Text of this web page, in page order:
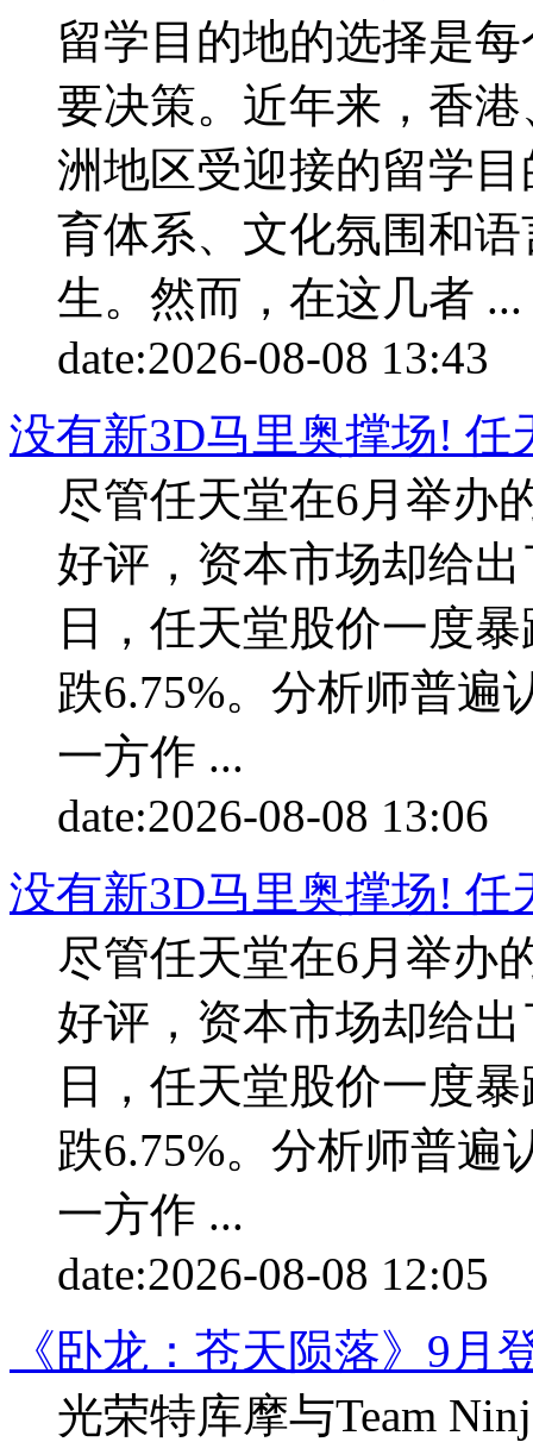
留学目的地的选择是
要决策。近年来，香
洲地区受迎接的留学
育体系、文化氛围和
生。然而，在这几者 ...
date:2026-08-08 13:43
没有新3D马里奥撑场! 任
尽管任天堂在6月举办
好评，资本市场却给
日，任天堂股价一度
跌6.75%。分析师普遍
一方作 ...
date:2026-08-08 13:06
没有新3D马里奥撑场! 任
尽管任天堂在6月举办
好评，资本市场却给
日，任天堂股价一度
跌6.75%。分析师普遍
一方作 ...
date:2026-08-08 12:05
《卧龙：苍天陨落》9月
光荣特库摩与Team